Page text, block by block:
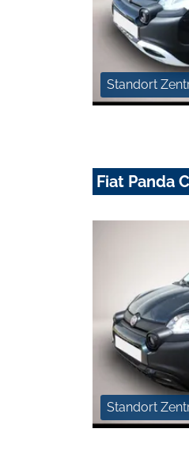
Standort
Fiat Panda
Standort